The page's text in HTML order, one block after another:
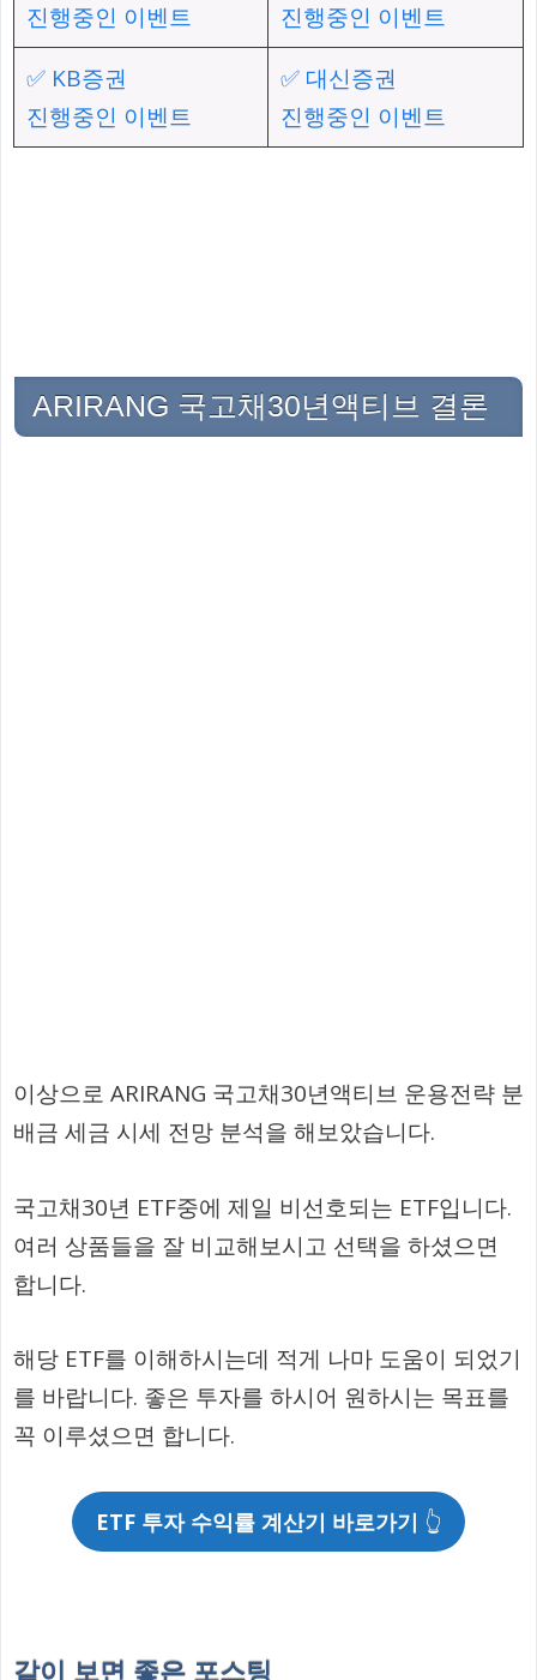
진행중인 이벤트
진행중인 이벤트
✅ KB증권
진행중인 이벤트
✅ 대신증권
진행중인 이벤트
ARIRANG 국고채30년액티브 결론
이상으로 ARIRANG 국고채30년액티브 운용전략 분
배금 세금 시세 전망 분석을 해보았습니다.
국고채30년 ETF중에 제일 비선호되는 ETF입니다.
여러 상품들을 잘 비교해보시고 선택을 하셨으면
합니다.
해당 ETF를 이해하시는데 적게 나마 도움이 되었기
를 바랍니다. 좋은 투자를 하시어 원하시는 목표를
꼭 이루셨으면 합니다.
ETF 투자 수익률 계산기 바로가기 👆
같이 보면 좋은 포스팅